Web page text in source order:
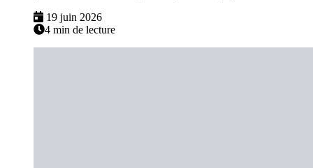
19 juin 2026
4 min de lecture